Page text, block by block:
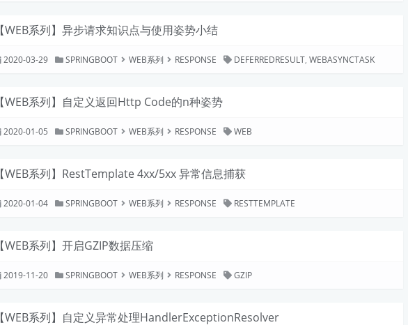
【WEB系列】异步请求知识点与使用姿势小结
2020-03-29 SPRINGBOOT WEB系列 RESPONSE DEFERREDRESULT,WEBASYNCTASK
【WEB系列】自定义返回Http Code的n种姿势
2020-01-05 SPRINGBOOT WEB系列 RESPONSE WEB
【WEB系列】RestTemplate 4xx/5xx 异常信息捕获
2020-01-04 SPRINGBOOT WEB系列 RESPONSE RESTTEMPLATE
【WEB系列】开启GZIP数据压缩
2019-11-20 SPRINGBOOT WEB系列 RESPONSE GZIP
【WEB系列】自定义异常处理HandlerExceptionResolver